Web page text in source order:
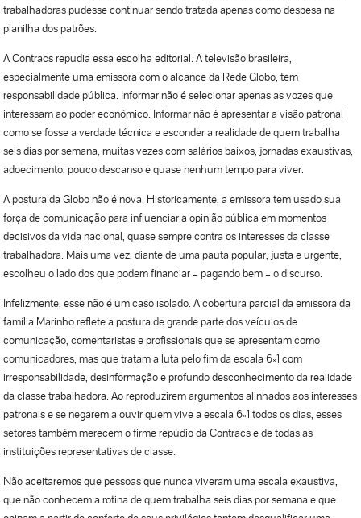
trabalhadoras pudesse continuar sendo tratada apenas como despesa na
planilha dos patrões.
A Contracs repudia essa escolha editorial. A televisão brasileira,
especialmente uma emissora com o alcance da Rede Globo, tem
responsabilidade pública. Informar não é selecionar apenas as vozes que
interessam ao poder econômico. Informar não é apresentar a visão patronal
como se fosse a verdade técnica e esconder a realidade de quem trabalha
seis dias por semana, muitas vezes com salários baixos, jornadas exaustivas,
adoecimento, pouco descanso e quase nenhum tempo para viver.
A postura da Globo não é nova. Historicamente, a emissora tem usado sua
força de comunicação para influenciar a opinião pública em momentos
decisivos da vida nacional, quase sempre contra os interesses da classe
trabalhadora. Mais uma vez, diante de uma pauta popular, justa e urgente,
escolheu o lado dos que podem financiar – pagando bem – o discurso.
Infelizmente, esse não é um caso isolado. A cobertura parcial da emissora da
família Marinho reflete a postura de grande parte dos veículos de
comunicação, comentaristas e profissionais que se apresentam como
comunicadores, mas que tratam a luta pelo fim da escala 6×1 com
irresponsabilidade, desinformação e profundo desconhecimento da realidade
da classe trabalhadora. Ao reproduzirem argumentos alinhados aos interesses
patronais e se negarem a ouvir quem vive a escala 6×1 todos os dias, esses
setores também merecem o firme repúdio da Contracs e de todas as
instituições representativas de classe.
Não aceitaremos que pessoas que nunca viveram uma escala exaustiva,
que não conhecem a rotina de quem trabalha seis dias por semana e que